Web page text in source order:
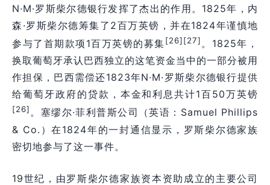
N·M·罗斯柴尔德银行发挥了杰出的作用。1825年，内
森·罗斯柴尔德筹集了2百万英镑，并在1824年谨慎地
参与了首期款项1百万英镑的募集[26][27]。1825年，
换取葡萄牙承认巴西独立的这笔资金当中的一部分被用
作担保，巴西需偿还1823年N·M·罗斯柴尔德银行提供
给葡萄牙政府的贷款，本金和利息共计1百50万英镑
[26]。塞缪尔·菲利普斯公司（英语：Samuel Phillips
& Co.）在1824年的一封通信显示，罗斯柴尔德家族
密切地参与了这一事件。
19世纪，由罗斯柴尔德家族资本资助成立的主要公司